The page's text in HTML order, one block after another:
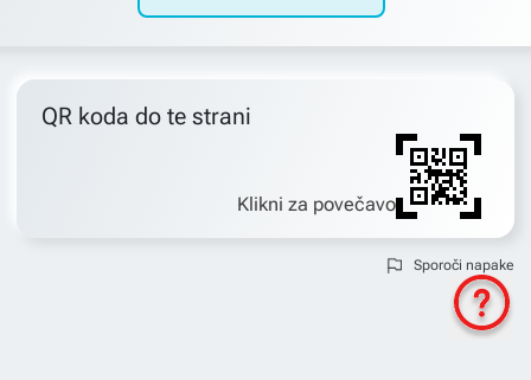
QR koda do te strani
Klikni za povečavo
Sporoči napake